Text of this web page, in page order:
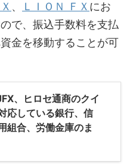
、 ＬＩＯＮ ＦＸ にお
で、振込手数料を支払
金を移動することが可
、ヒロセ通商のクイ
応している銀行、信
組合、労働金庫のま